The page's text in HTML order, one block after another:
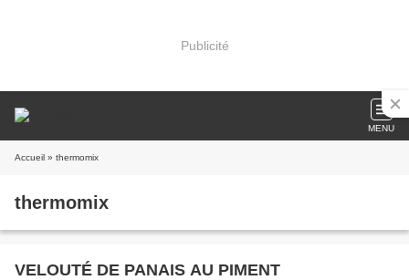
Publicité
MENU
Accueil » thermomix
thermomix
VELOUTÉ DE PANAIS AU PIMENT